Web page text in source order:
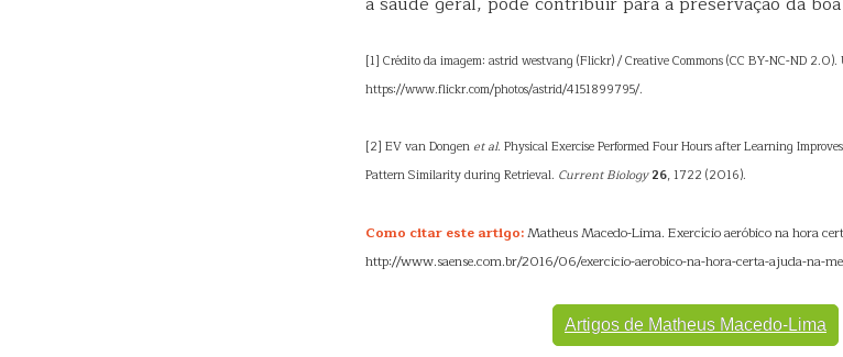
[1] Crédito da imagem: astrid westvang (Flickr) / Creative Commons (CC BY-NC-ND 2.0).
https://www.flickr.com/photos/astrid/4151899795/.
[2] EV van Dongen et al. Physical Exercise Performed Four Hours after Learning
Pattern Similarity during Retrieval. Current Biology 26, 1722 (2016).
Como citar este artigo:Matheus Macedo-Lima. Exercício aeróbico na hora
http://www.saense.com.br/2016/06/exercicio-aerobico-na-hora-certa-ajuda-na-
Artigos de Matheus Macedo-Lima